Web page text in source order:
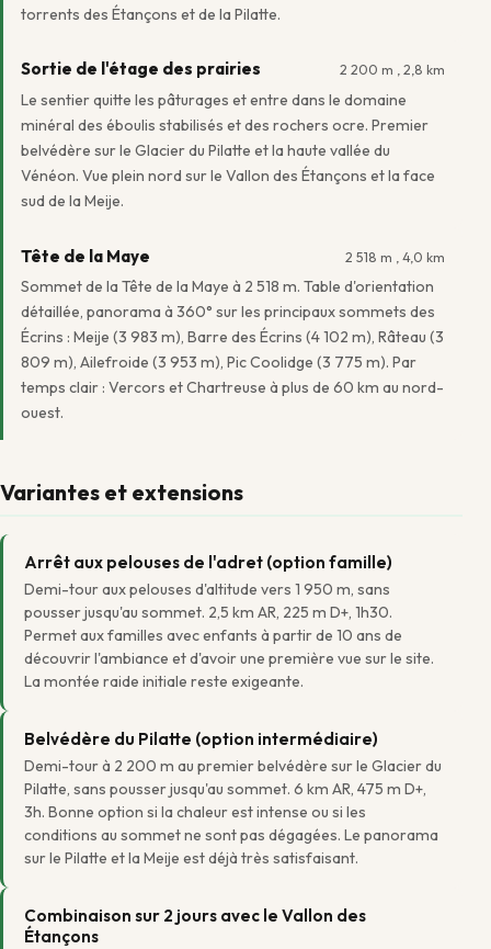
torrents des Étançons et de la Pilatte.
Sortie de l'étage des prairies 2 200 m , 2,8 km
Le sentier quitte les pâturages et entre dans le domaine
minéral des éboulis stabilisés et des rochers ocre. Premier
belvédère sur le Glacier du Pilatte et la haute vallée du
Vénéon. Vue plein nord sur le Vallon des Étançons et la face
sud de la Meije.
Tête de la Maye 2 518 m , 4,0 km
Sommet de la Tête de la Maye à 2 518 m. Table d'orientation
détaillée, panorama à 360° sur les principaux sommets des
Écrins : Meije (3 983 m), Barre des Écrins (4 102 m), Râteau (3
809 m), Ailefroide (3 953 m), Pic Coolidge (3 775 m). Par
temps clair : Vercors et Chartreuse à plus de 60 km au nord-
ouest.
Variantes et extensions
Arrêt aux pelouses de l'adret (option famille)
Demi-tour aux pelouses d'altitude vers 1 950 m, sans
pousser jusqu'au sommet. 2,5 km AR, 225 m D+, 1h30.
Permet aux familles avec enfants à partir de 10 ans de
découvrir l'ambiance et d'avoir une première vue sur le site.
La montée raide initiale reste exigeante.
Belvédère du Pilatte (option intermédiaire)
Demi-tour à 2 200 m au premier belvédère sur le Glacier du
Pilatte, sans pousser jusqu'au sommet. 6 km AR, 475 m D+,
3h. Bonne option si la chaleur est intense ou si les
conditions au sommet ne sont pas dégagées. Le panorama
sur le Pilatte et la Meije est déjà très satisfaisant.
Combinaison sur 2 jours avec le Vallon des
Étançons